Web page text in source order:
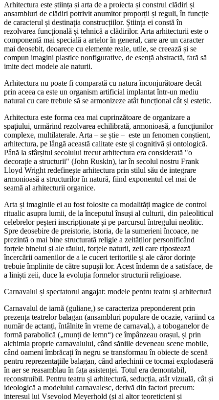
Arhitectura este știința și arta de a proiecta și construi clădiri și
ansambluri de clădiri potrivit anumitor proporții și reguli, în funcție
de caracterul și destinația construcțiilor. Știința ei constă în
rezolvarea funcțională și tehnică a clădirilor. Arta arhitecturii este o
componentă mai specială a artelor în general, care are un caracter
mai deosebit, deoarece cu elemente reale, utile, se creează și se
compun imagini plastice nonfigurative, de esență abstractă, fară să
imite deci modele ale naturii.
Arhitectura nu poate fi comparată cu natura înconjurătoare decât
prin aceea ca este un organism artificial implantat într-un mediu
natural cu care trebuie să se armonizeze atât funcțional cât și estetic.
Arhitectura este forma cea mai cuprinzătoare de organizare a
spațiului, urmărind rezolvarea echilibrată, armonioasă, a funcțiunilor
complexe, multilaterale. Arta – se știe – este un fenomen conștient,
arhitectura, pe lângă această calitate este și cognitivă și ontologică.
Până la sfârșitul secolului trecut arhitectura era considerată "o
decorație a structurii" (John Ruskin), iar în secolul nostru Frank
Lloyd Wright redefinește arhitectura prin stilul său de integrare
armonioasă a structurilor în natură, fiind exponentul cel mai de
seamă al arhitecturii organice.
Arta și imaginile ei au fost folosite ca modalități magice de control
ritualic asupra lumii, de la începutul însuși al culturii, din paleoliticul
celebrelor peșteri inscripționate și pe parcursul întregului neolitic.
Spre deosebire de preistorie, istoria, de la sumerieni încoace, ne
prezintă o mai bine structurată religie a zeităților personificând
forțele binelui și ale răului, forțele naturii, zeii care ripostează
încercării oamenilor de a le cuceri teritoriile și ale căror dorințe
trebuie împlinite de către supușii lor. Acest îndemn de a satisface, de
a liniști zeii, duce la evoluția formelor structurii religioase.
Carnavalul și spectatorul angajat: modele pentru teatru și arhitectură
Carnavalul de iarnă (guliane,) se caracteriza preponderent prin
prezența teatrelor balagan (ansambluri populare de ocazie, variind ca
număr de actanți, întâlnite în vreme de carnaval,), a toboganelor de
formă parabolică („munți de lemn“) ce împânzeau orașul, și prin
alchimia proprie carnavalului, când săniile deveneau scene mobile,
când oameni îmbrăcați în negru se transformau în obiecte de scenă
pentru reprezentațiile balagan, când arlechinii ce tocmai explodaseră
în aer se reasamblau în fața asistenței. Totul era demontabil,
reconstruibil. Pentru teatru și arhitectură, seducția, atât vizuală, cât și
ideologică a modelului carnavalesc, derivă din factori precum:
interesul lui Vsevolod Meyerhold (și al altor teoreticieni și